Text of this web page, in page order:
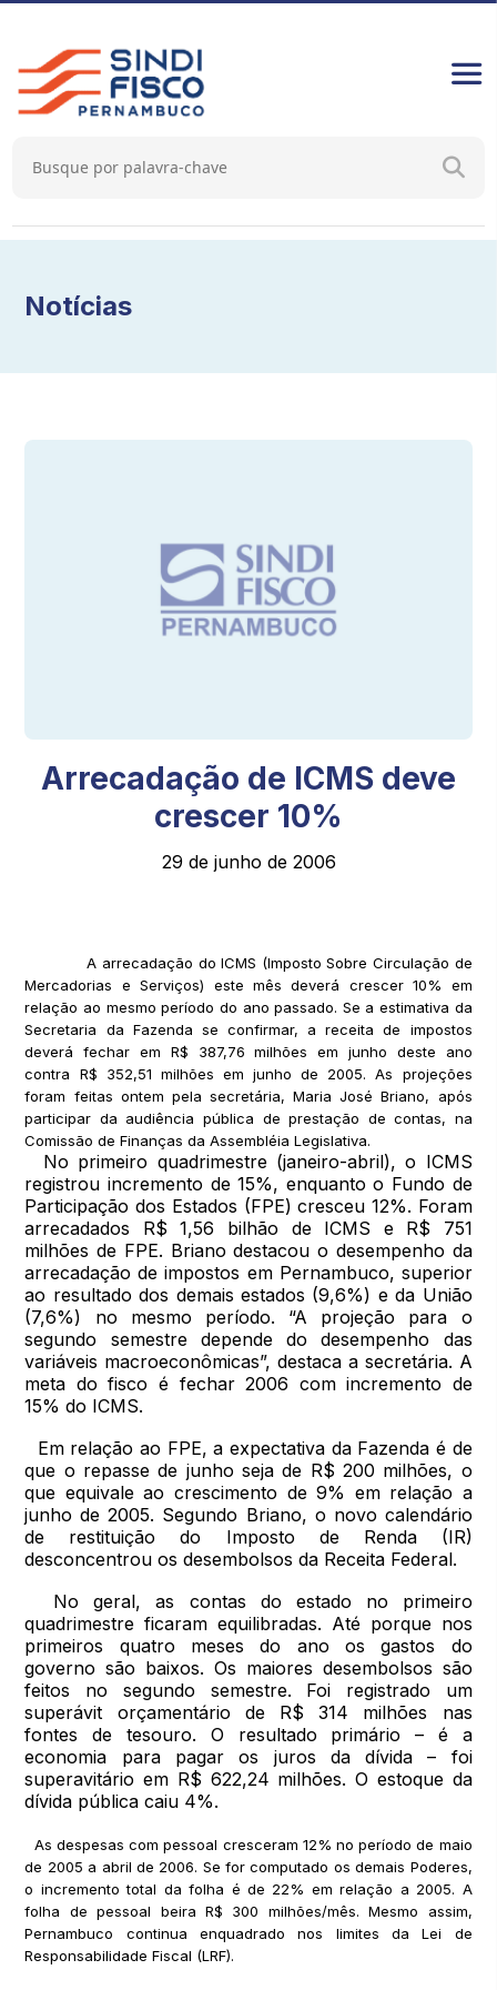
Notícias
Arrecadação de ICMS deve
crescer 10%
29 de junho de 2006
A arrecadação do ICMS (Imposto Sobre Circulação de
Mercadorias e Serviços) este mês deverá crescer 10% em
relação ao mesmo período do ano passado. Se a estimativa da
Secretaria da Fazenda se confirmar, a receita de impostos
deverá fechar em R$ 387,76 milhões em junho deste ano
contra R$ 352,51 milhões em junho de 2005. As projeções
foram feitas ontem pela secretária, Maria José Briano, após
participar da audiência pública de prestação de contas, na
Comissão de Finanças da Assembléia Legislativa.
No primeiro quadrimestre (janeiro-abril), o ICMS
registrou incremento de 15%, enquanto o Fundo de
Participação dos Estados (FPE) cresceu 12%. Foram
arrecadados R$ 1,56 bilhão de ICMS e R$ 751
milhões de FPE. Briano destacou o desempenho da
arrecadação de impostos em Pernambuco, superior
ao resultado dos demais estados (9,6%) e da União
(7,6%) no mesmo período. “A projeção para o
segundo semestre depende do desempenho das
variáveis macroeconômicas”, destaca a secretária. A
meta do fisco é fechar 2006 com incremento de
15% do ICMS.
Em relação ao FPE, a expectativa da Fazenda é de
que o repasse de junho seja de R$ 200 milhões, o
que equivale ao crescimento de 9% em relação a
junho de 2005. Segundo Briano, o novo calendário
de restituição do Imposto de Renda (IR)
desconcentrou os desembolsos da Receita Federal.
No geral, as contas do estado no primeiro
quadrimestre ficaram equilibradas. Até porque nos
primeiros quatro meses do ano os gastos do
governo são baixos. Os maiores desembolsos são
feitos no segundo semestre. Foi registrado um
superávit orçamentário de R$ 314 milhões nas
fontes de tesouro. O resultado primário – é a
economia para pagar os juros da dívida – foi
superavitário em R$ 622,24 milhões. O estoque da
dívida pública caiu 4%.
As despesas com pessoal cresceram 12% no período de maio
de 2005 a abril de 2006. Se for computado os demais Poderes,
o incremento total da folha é de 22% em relação a 2005. A
folha de pessoal beira R$ 300 milhões/mês. Mesmo assim,
Pernambuco continua enquadrado nos limites da Lei de
Responsabilidade Fiscal (LRF).